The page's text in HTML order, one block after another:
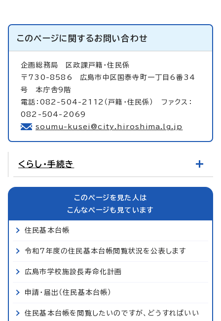
このページに関するお問い合わせ
企画総務局
区政課戸籍・住民係
〒730-8586 広島市中区国泰寺町一丁目6番34
号 本庁舎9階
電話：082-504-2112（戸籍・住民係） ファクス：
082-504-2069
soumu-kusei@city.hiroshima.lg.jp
くらし・手続き
このページを見た人は
こんなページも見ています
住民基本台帳
令和7年度の住民基本台帳閲覧状況を公表します
広島市学校施設長寿命化計画
申請・届出（住民基本台帳）
住民基本台帳を閲覧したいのですが、どうすればいい